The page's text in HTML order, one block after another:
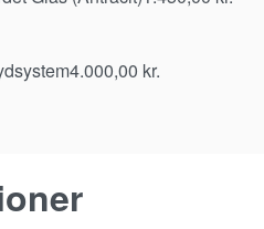
4.000,00 kr.